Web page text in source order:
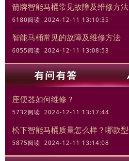
箭牌智能马桶常见故障及维修方法
6180阅读 2024-12-11 13:10:35
智能马桶常见的故障及维修方法
6055阅读 2024-12-11 13:08:53
座便器如何维修？
5732阅读 2024-12-11 13:17:44
5875阅读 2024-12-11 13:14:08